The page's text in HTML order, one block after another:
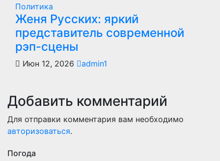
Политика
Женя Русских: яркий
представитель современной
рэп-сцены
Июн 12, 2026 admin1
Добавить комментарий
Для отправки комментария вам необходимо
авторизоваться.
Погода